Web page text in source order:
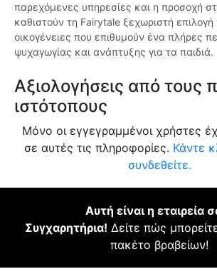
παρεχόμενες υπηρεσίες και η προσοχή
καθιστούν τη Fairytale ξεχωριστή επιλογή
οικογένειες που επιθυμούν ένα πλήρες
ψυχαγωγίας και ανάπτυξης για τα παιδιά.
Αξιολογήσεις από τους
ιστότοπους
Μόνο οι εγγεγραμμένοι χρήστες
σε αυτές τις πληροφορίες. Κάντε
συνδεθείτε.
Αυτή είναι η εταιρεία
Συγχαρητήρια! Δείτε πώς
πακέτο βραβείων!